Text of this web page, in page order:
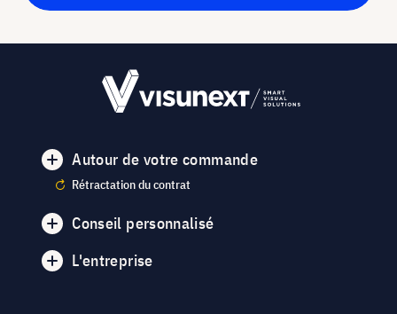
Autour de votre commande
Rétractation du contrat
Conseil personnalisé
L'entreprise